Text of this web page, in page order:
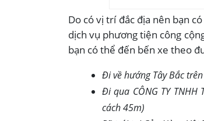
Do có vị trí đắc địa nên bạn
dịch vụ phương tiện công
bạn có thể đến bến xe theo
Đi về hướng Tây Bắc
Đi qua CÔNG TY TNHH
cách 45m)